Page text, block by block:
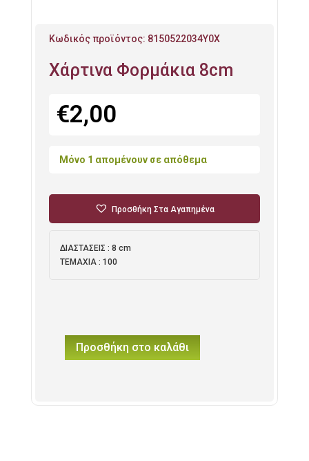
Κωδικός προϊόντος: 8150522034Y0X
Χάρτινα Φορμάκια 8cm
€2,00
Μόνο 1 απομένουν σε απόθεμα
Προσθήκη Στα Αγαπημένα
ΔΙΑΣΤΑΣΕΙΣ : 8 cm
ΤΕΜΑΧΙΑ : 100
ΧάρτιναΠροσθήκη στο καλάθι